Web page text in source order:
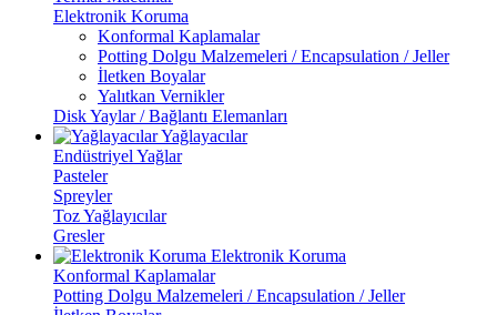
Elektronik Koruma
Konformal Kaplamalar
Potting Dolgu Malzemeleri / Encapsulation / Jeller
İletken Boyalar
Yalıtkan Vernikler
Disk Yaylar / Bağlantı Elemanları
Yağlayacılar
Endüstriyel Yağlar
Pasteler
Spreyler
Toz Yağlayıcılar
Gresler
Elektronik Koruma
Konformal Kaplamalar
Potting Dolgu Malzemeleri / Encapsulation / Jeller